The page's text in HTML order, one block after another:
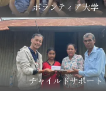
ボランティア大学
チャイルドサポート